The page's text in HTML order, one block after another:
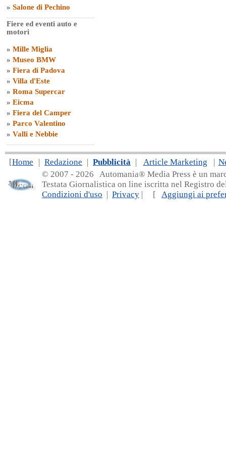
» Salone di Pechino
Fiere ed eventi auto e
motori
» Mille Miglia
» Museo BMW
» Fiera di Padova
» Villa d'Este
» Roma Supercar
» Eicma
» Fiera del Camper
» Parco Valentino
» Valli e Nebbie
[Home | Redazione | Pubblicità | Article Marketing |
© 2007 - 2026 Automania® Media Press è un
Testata Giornalistica on line iscritta nel Registro
Condizioni d'uso | Privacy | [ Aggiungi ai